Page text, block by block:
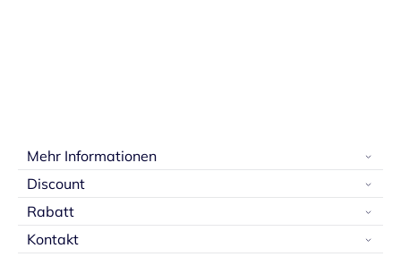
Mehr Informationen
Discount
Rabatt
Kontakt